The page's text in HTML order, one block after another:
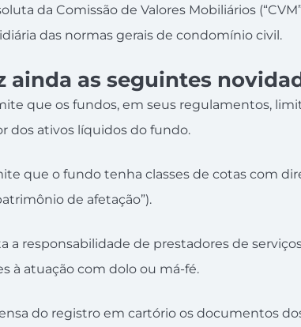
da Comissão de Valores Mobiliários
das normas gerais de condomínio civil.
ainda as seguintes
os fundos, em seus regulamentos,
dos ativos líquidos do fundo.
o fundo tenha classes de cotas com
de afetação”).
de prestadores de serviços
à atuação com dolo ou má-fé.
registro em cartório os documentos dos